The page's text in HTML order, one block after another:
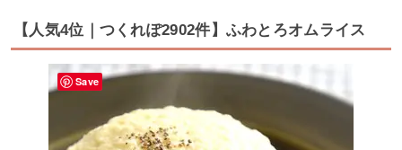
【人気4位｜つくれぽ2902件】ふわとろオムライス
Save